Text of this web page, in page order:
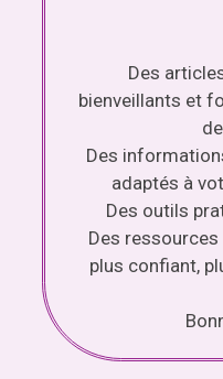
Des
bienveillants et
Des
adaptés à
Des outils
Des
plus confiant,